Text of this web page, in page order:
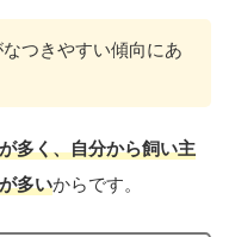
つきやすい傾向にあ
多く、自分から飼い主
多いからです。